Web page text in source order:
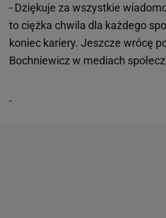
- Dziękuje za wszystkie
to ciężka chwila dla każdego
koniec kariery. Jeszcze wrócę
Bochniewicz w mediach